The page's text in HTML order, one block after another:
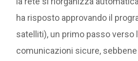
ha risposto approvando il
satelliti), un primo passo verso
comunicazioni sicure,